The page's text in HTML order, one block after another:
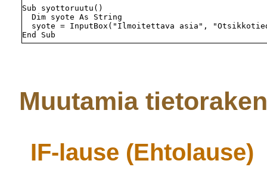
Sub syottoruutu()
  Dim syote As String
syote = InputBox("Ilmoitettava asia",
Muutamia
IF-lause (Ehtolause)